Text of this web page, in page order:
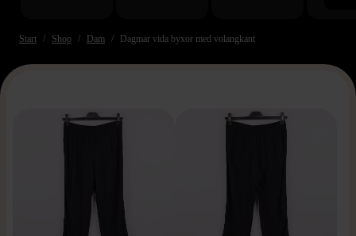
Start Shop Dam Dagmar vida byxor med volangkant